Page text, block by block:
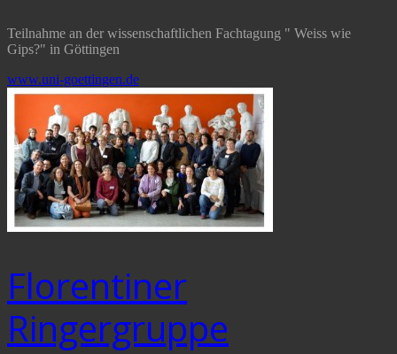
Teilnahme an der wissenschaftlichen Fachtagung " Weiss wie
Gips?" in Göttingen
www.uni-goettingen.de
Florentiner
Ringergruppe